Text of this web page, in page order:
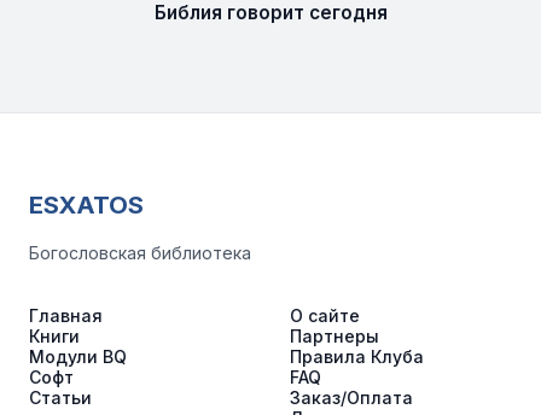
Библия говорит сегодня
ESXATOS
Богословская библиотека
Главная
Книги
Модули BQ
Софт
Статьи
О сайте
Партнеры
Правила Клуба
FAQ
Заказ/Оплата